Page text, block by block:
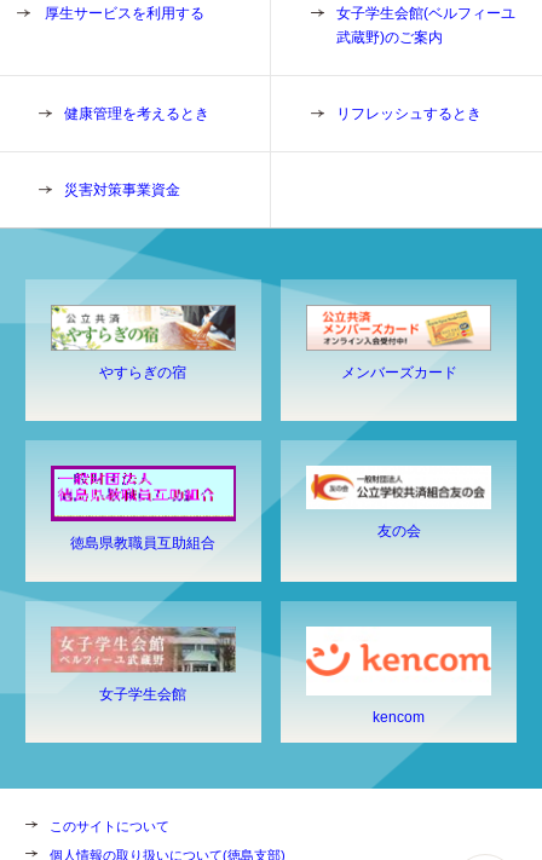
厚生サービスを利用する
女子学生会館(ベルフィーユ
武蔵野)のご案内
健康管理を考えるとき リフレッシュするとき
災害対策事業資金
やすらぎの宿 メンバーズカード
徳島県教職員互助組合
友の会
女子学生会館
kencom
このサイトについて
個人情報の取り扱いについて(徳島支部)